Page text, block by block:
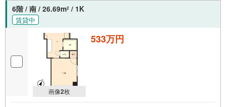
6階 / 南 / 26.69m2 / 1K
賃貸中
画像2枚
533万円